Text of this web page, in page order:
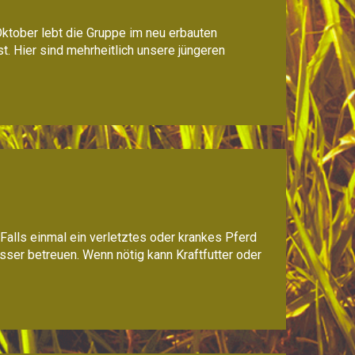
lebt die Gruppe im neu erbauten
Hier sind mehrheitlich unsere jüngeren
einmal ein verletztes oder krankes Pferd
betreuen. Wenn nötig kann Kraftfutter oder